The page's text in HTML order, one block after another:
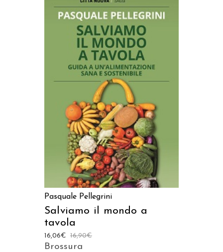
AGGIUNGI AL CARRELLO
Pasquale Pellegrini
Salviamo il mondo a
tavola
16,90€
16,06€
Brossura